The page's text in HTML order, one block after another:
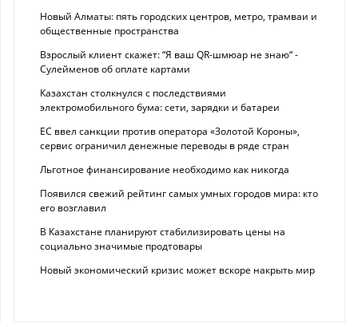
Новый Алматы: пять городских центров, метро, трамваи и
общественные пространства
Взрослый клиент скажет: “Я ваш QR-шмюар не знаю“ -
Сулейменов об оплате картами
Казахстан столкнулся с последствиями
электромобильного бума: сети, зарядки и батареи
ЕС ввел санкции против оператора «Золотой Короны»,
сервис ограничил денежные переводы в ряде стран
Льготное финансирование необходимо как никогда
Появился свежий рейтинг самых умных городов мира: кто
его возглавил
В Казахстане планируют стабилизировать цены на
социально значимые продтовары
Новый экономический кризис может вскоре накрыть мир